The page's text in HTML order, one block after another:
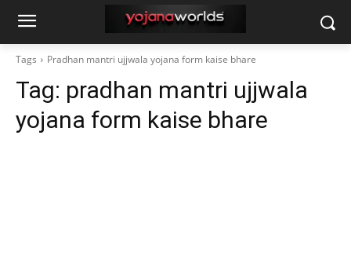
Tags Pradhan mantri ujjwala yojana form kaise bhare
Tag: pradhan mantri ujjwala
yojana form kaise bhare